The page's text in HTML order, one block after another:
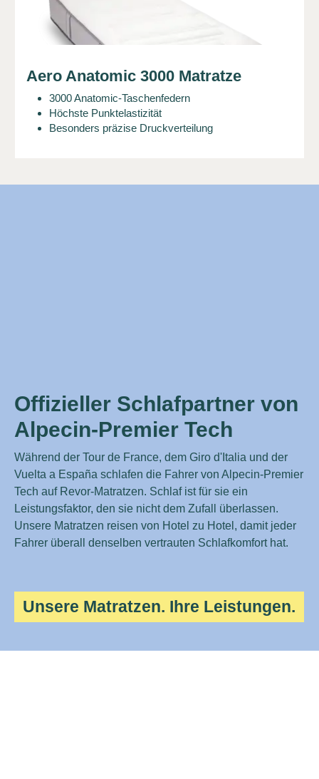
Aero Anatomic 3000 Matratze
3000 Anatomic-Taschenfedern
Höchste Punktelastizität
Besonders präzise Druckverteilung
Offizieller Schlafpartner von
Alpecin-Premier Tech
Während der Tour de France, dem Giro d'Italia und der
Vuelta a España schlafen die Fahrer von Alpecin-Premier
Tech auf Revor-Matratzen. Schlaf ist für sie ein
Leistungsfaktor, den sie nicht dem Zufall überlassen.
Unsere Matratzen reisen von Hotel zu Hotel, damit jeder
Fahrer überall denselben vertrauten Schlafkomfort hat.
Unsere Matratzen. Ihre Leistungen.